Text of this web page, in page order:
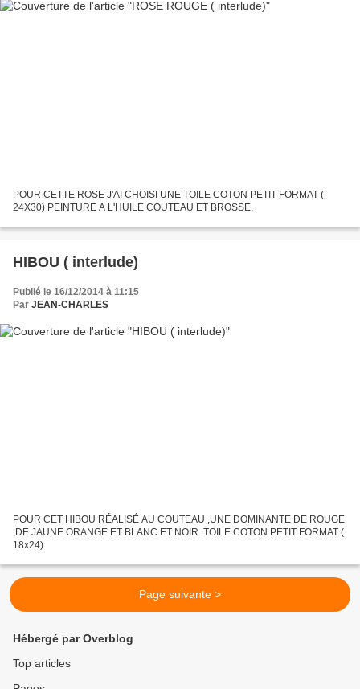
POUR CETTE ROSE J'AI CHOISI UNE TOILE COTON PETIT FORMAT (
24X30) PEINTURE A L'HUILE COUTEAU ET BROSSE.
HIBOU ( interlude)
Publié le 16/12/2014 à 11:15
Par JEAN-CHARLES
POUR CET HIBOU RÉALISÉ AU COUTEAU ,UNE DOMINANTE DE ROUGE
,DE JAUNE ORANGE ET BLANC ET NOIR. TOILE COTON PETIT FORMAT (
18x24)
Page suivante >
Hébergé par Overblog
Top articles